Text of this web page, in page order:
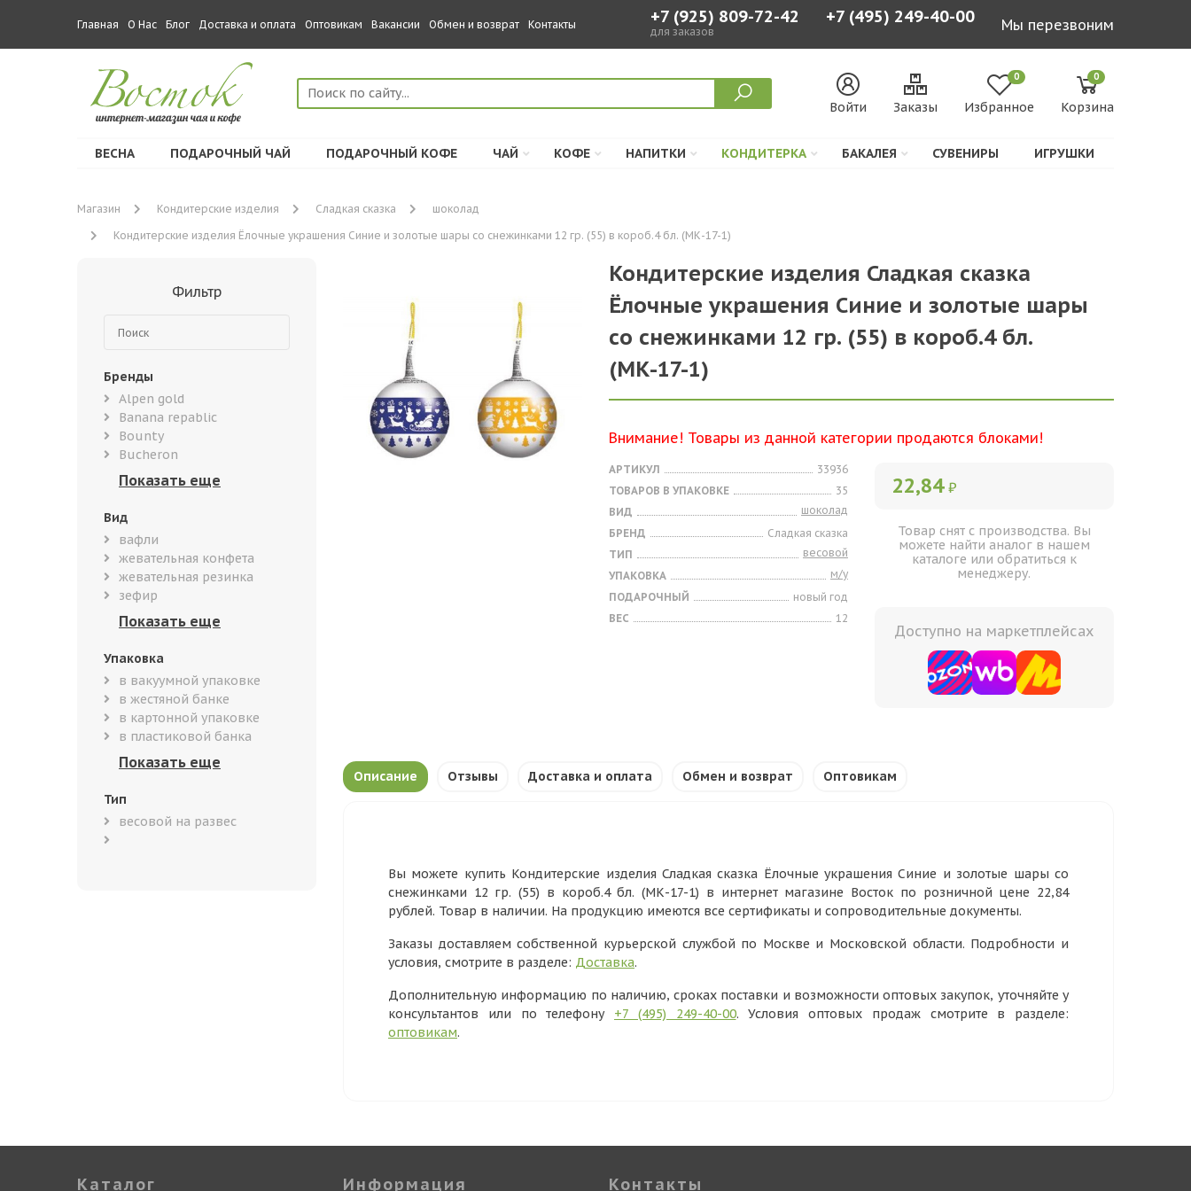
Главная О Нас Блог Доставка и оплата Оптовикам Вакансии Обмен и возврат Контакты +7 (925) 809-72-42
для заказов
+7 (495) 249-40-00 Мы перезвоним
Войти Заказы
0
Избранное
0
Корзина
ВЕСНА ПОДАРОЧНЫЙ ЧАЙ ПОДАРОЧНЫЙ КОФЕ ЧАЙ КОФЕ НАПИТКИ КОНДИТЕРКА БАКАЛЕЯ СУВЕНИРЫ ИГРУШКИ
Магазин Кондитерские изделия Сладкая сказка
шоколад
Кондитерские изделия Ёлочные украшения Синие и золотые шары со снежинками 12 гр. (55) в короб.4 бл. (МК-17-1)
Фильтр
Бренды
Alpen gold
Banana repablic
Bounty
Bucheron
Вид
вафли
жевательная конфета
жевательная резинка
зефир
Упаковка
в вакуумной упаковке
в жестяной банке
в картонной упаковке
в пластиковой банка
Тип
весовой на развес
Кондитерские изделия Сладкая сказка
Ёлочные украшения Синие и золотые шары
со снежинками 12 гр. (55) в короб.4 бл.
(МК-17-1)
Внимание! Товары из данной категории продаются блоками!
АРТИКУЛ
33936
ТОВАРОВ В УПАКОВКЕ
35
ВИД
шоколад
БРЕНД
Сладкая сказка
ТИП
весовой
УПАКОВКА
м/у
ПОДАРОЧНЫЙ
новый год
ВЕС
12
22,84 ₽
Товар снят с производства. Вы
можете найти аналог в нашем
каталоге или обратиться к
менеджеру.
Доступно на маркетплейсах
Описание Отзывы Доставка и оплата Обмен и возврат Оптовикам
Вы можете купить Кондитерские изделия Сладкая сказка Ёлочные украшения Синие и золотые шары со
снежинками 12 гр. (55) в короб.4 бл. (МК-17-1) в интернет магазине Восток по розничной цене 22,84
рублей. Товар в наличии. На продукцию имеются все сертификаты и сопроводительные документы.
Заказы доставляем собственной курьерской службой по Москве и Московской области. Подробности и
условия, смотрите в разделе: Доставка.
Дополнительную информацию по наличию, сроках поставки и возможности оптовых закупок, уточняйте у
консультантов или по телефону +7 (495) 249-40-00. Условия оптовых продаж смотрите в разделе:
оптовикам.
Каталог Информация Контакты